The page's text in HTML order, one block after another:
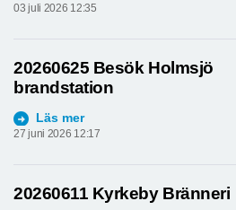
03 juli 2026 12:35
20260625 Besök Holmsjö
brandstation
Läs mer
27 juni 2026 12:17
20260611 Kyrkeby Bränneri